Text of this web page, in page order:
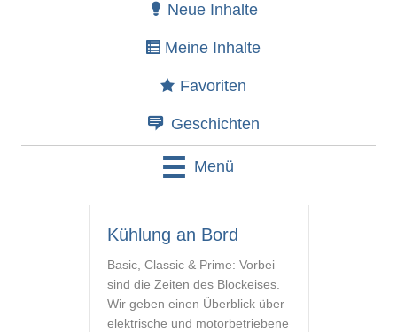
Neue Inhalte
Meine Inhalte
Favoriten
Geschichten
Menü
Kühlung an Bord
Basic, Classic & Prime: Vorbei
sind die Zeiten des Blockeises.
Wir geben einen Überblick über
elektrische und motorbetriebene